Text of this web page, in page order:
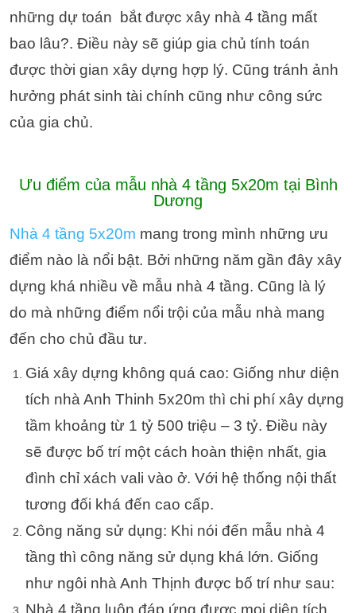
những dự toán bắt được xây nhà 4 tầng mất
bao lâu?. Điều này sẽ giúp gia chủ tính toán
được thời gian xây dựng hợp lý. Cũng tránh ảnh
hưởng phát sinh tài chính cũng như công sức
của gia chủ.
Ưu điểm của mẫu nhà 4 tầng 5x20m tại Bình
Dương
Nhà 4 tầng 5x20m mang trong mình những ưu
điểm nào là nổi bật. Bởi những năm gần đây xây
dựng khá nhiều về mẫu nhà 4 tầng. Cũng là lý
do mà những điểm nổi trội của mẫu nhà mang
đến cho chủ đầu tư.
Giá xây dựng không quá cao: Giống như diện
tích nhà Anh Thinh 5x20m thì chi phí xây dựng
tầm khoảng từ 1 tỷ 500 triệu – 3 tỷ. Điều này
sẽ được bố trí một cách hoàn thiện nhất, gia
đình chỉ xách vali vào ở. Với hệ thống nội thất
tương đối khá đến cao cấp.
Công năng sử dụng: Khi nói đến mẫu nhà 4
tầng thì công năng sử dụng khá lớn. Giống
như ngôi nhà Anh Thịnh được bố trí như sau:
Nhà 4 tầng luôn đáp ứng được mọi diện tích.